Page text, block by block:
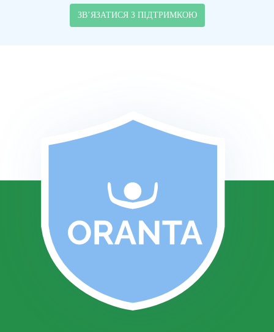
ЗВʼЯЗАТИСЯ З ПІДТРИМКОЮ